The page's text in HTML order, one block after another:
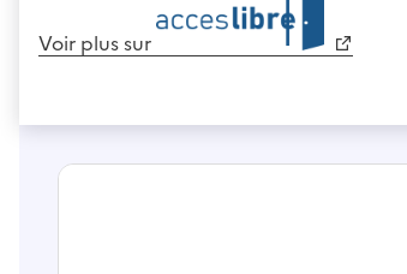
Voir plus sur